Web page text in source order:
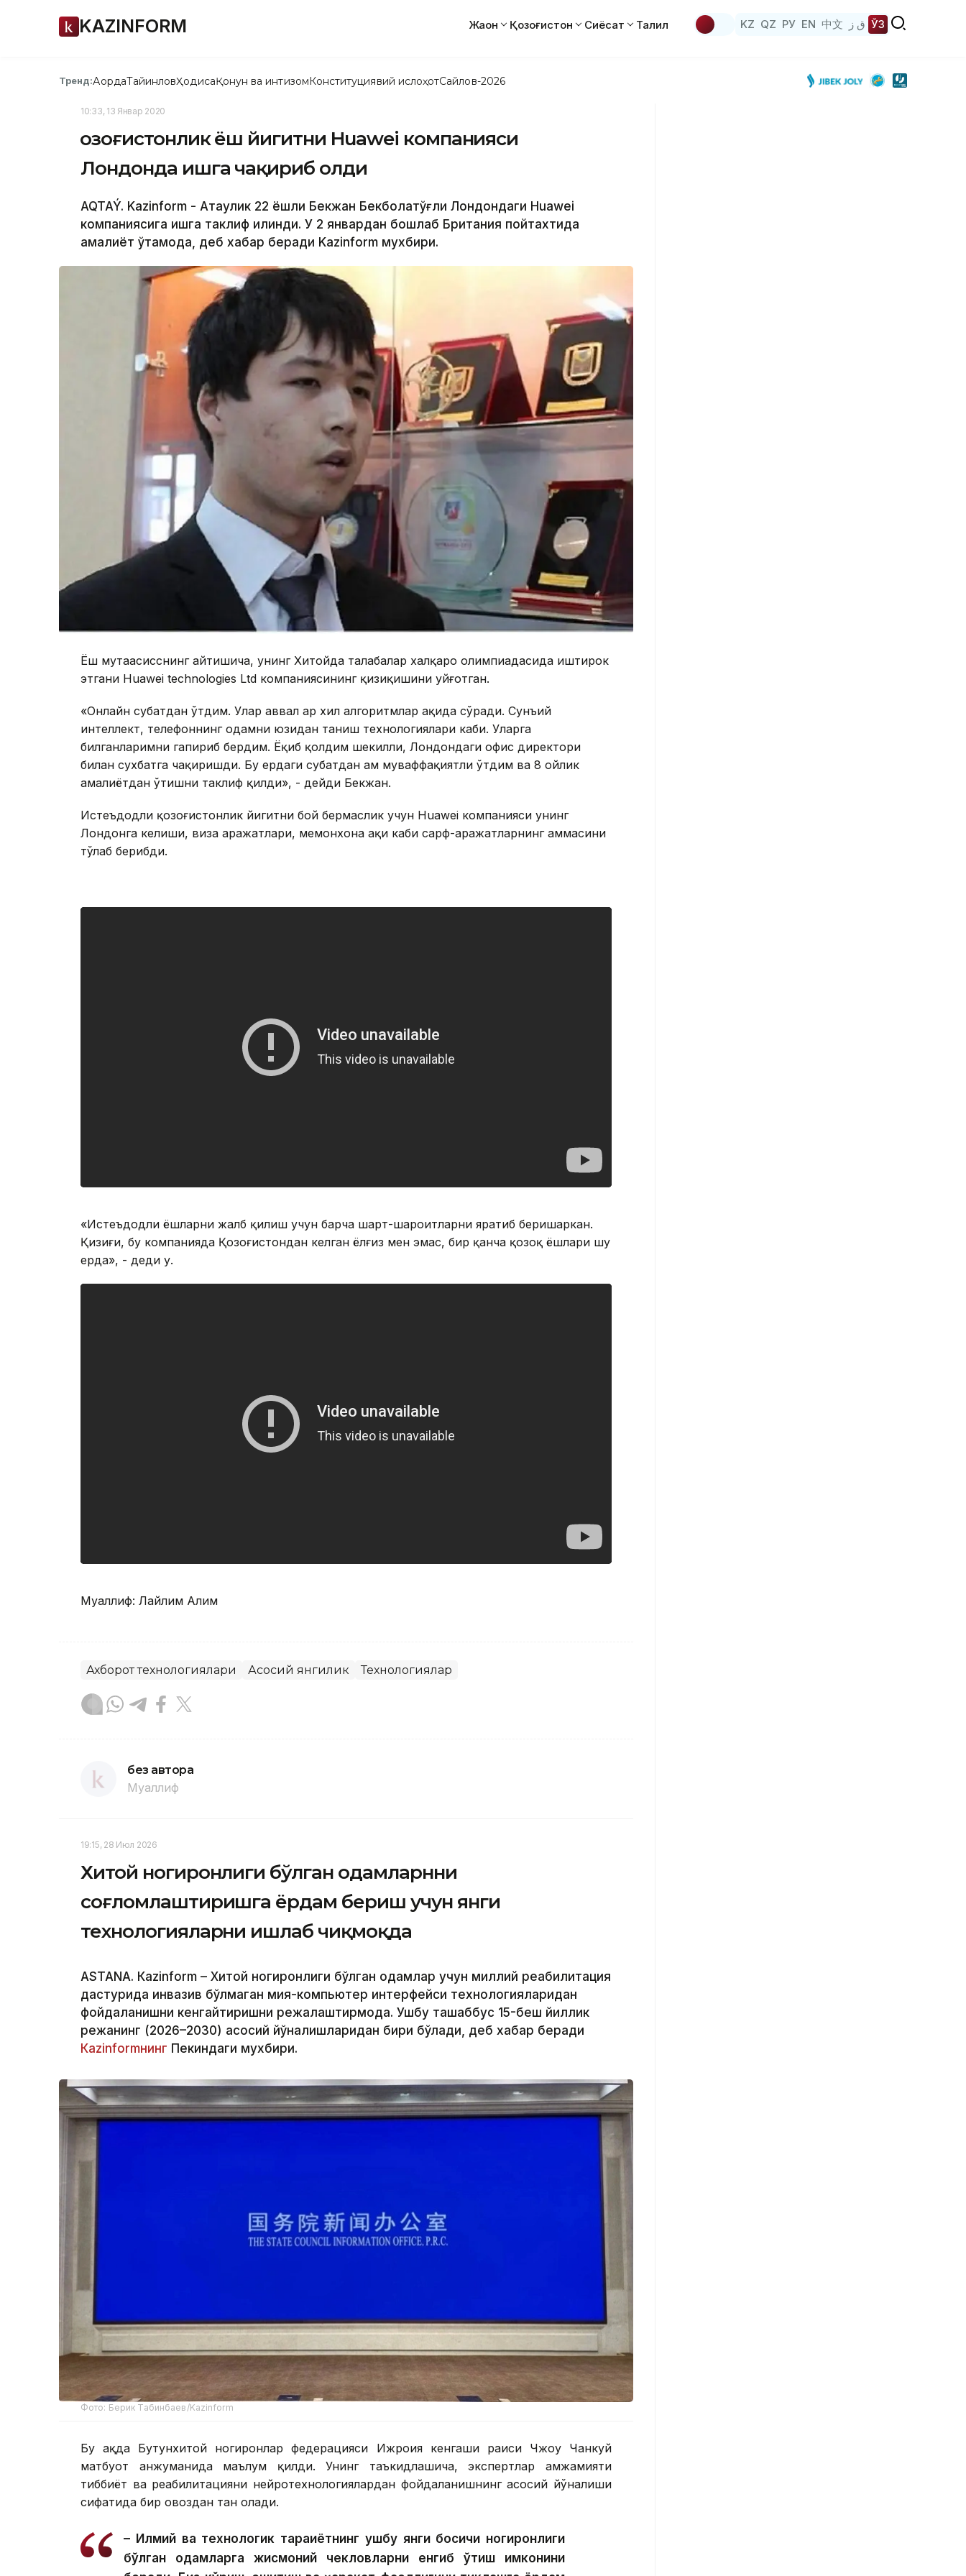
KAZINFORM Жаҳон Қозоғистон Сиёсат Таҳлил KZ QZ РУ EN 中文 ق ز ЎЗ
Тренд:АқордаТайинловҲодисаҚонун ва интизомКонституциявий ислоҳотСайлов-2026
10:33, 13 Январ 2020
Қозоғистонлик ёш йигитни Huawei компанияси
Лондонда ишга чақириб олди
AQTAÝ. Kazinform - Ақтаулик 22 ёшли Бекжан Бекболатўғли Лондондаги Huawei
компаниясига ишга таклиф қилинди. У 2 январдан бошлаб Британия пойтахтида
амалиёт ўтамоқда, деб хабар беради Kazinform мухбири.
Ёш мутаҳасисснинг айтишича, унинг Хитойда талабалар халқаро олимпиадасида иштирок
этгани Huawei technologies Ltd компаниясининг қизиқишини уйғотган.
«Онлайн суҳбатдан ўтдим. Улар аввал ҳар хил алгоритмлар ҳақида сўради. Сунъий
интеллект, телефоннинг одамни юзидан таниш технологиялари каби. Уларга
билганларимни гапириб бердим. Ёқиб қолдим шекилли, Лондондаги офис директори
билан сухбатга чақиришди. Бу ердаги суҳбатдан ҳам муваффақиятли ўтдим ва 8 ойлик
амалиётдан ўтишни таклиф қилди», - дейди Бекжан.
Истеъдодли қозоғистонлик йигитни бой бермаслик учун Huawei компанияси унинг
Лондонга келиши, виза ҳаражатлари, меҳмонхона ҳақи каби сарф-ҳаражатларнинг ҳаммасини
тўлаб берибди.
«Истеъдодли ёшларни жалб қилиш учун барча шарт-шароитларни яратиб беришаркан.
Қизиғи, бу компанияда Қозоғистондан келган ёлғиз мен эмас, бир қанча қозоқ ёшлари шу
ерда», - деди у.
Муаллиф: Лайлим Алим
Ахборот технологиялари Асосий янгилик Технологиялар
без автора
Муаллиф
19:15, 28 Июл 2026
Хитой ногиронлиги бўлган одамларнни
соғломлаштиришга ёрдам бериш учун янги
технологияларни ишлаб чиқмоқда
ASTANА. Кazinform – Хитой ногиронлиги бўлган одамлар учун миллий реабилитация
дастурида инвазив бўлмаган мия-компьютер интерфейси технологияларидан
фойдаланишни кенгайтиришни режалаштирмоқда. Ушбу ташаббус 15-беш йиллик
режанинг (2026–2030) асосий йўналишларидан бири бўлади, деб хабар беради
Кazinformнинг Пекиндаги мухбири.
Фото: Берик Табинбаев/Kazinform
Бу ҳақда Бутунхитой ногиронлар федерацияси Ижроия кенгаши раиси Чжоу Чанкуй
матбуот анжуманида маълум қилди. Унинг таъкидлашича, экспертлар ҳамжамияти
тиббиёт ва реабилитацияни нейротехнологиялардан фойдаланишнинг асосий йўналиши
сифатида бир овоздан тан олади.
– Илмий ва технологик тараққиётнинг ушбу янги босқичи ногиронлиги
бўлган одамларга жисмоний чекловларни енгиб ўтиш имконини